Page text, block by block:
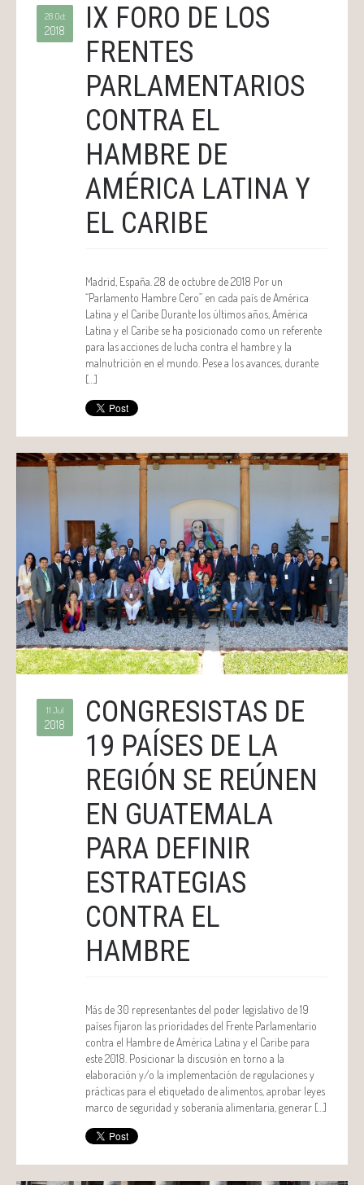
28 Oct
2018
IX FORO DE LOS
FRENTES
PARLAMENTARIOS
CONTRA EL
HAMBRE DE
AMÉRICA LATINA Y
EL CARIBE
Madrid, España. 28 de octubre de 2018 Por un
“Parlamento Hambre Cero” en cada país de América
Latina y el Caribe Durante los últimos años, América
Latina y el Caribe se ha posicionado como un referente
para las acciones de lucha contra el hambre y la
malnutrición en el mundo. Pese a los avances, durante
[…]
11 Jul
2018
CONGRESISTAS DE
19 PAÍSES DE LA
REGIÓN SE REÚNEN
EN GUATEMALA
PARA DEFINIR
ESTRATEGIAS
CONTRA EL
HAMBRE
Más de 30 representantes del poder legislativo de 19
países fijaron las prioridades del Frente Parlamentario
contra el Hambre de América Latina y el Caribe para
este 2018. Posicionar la discusión en torno a la
elaboración y/o la implementación de regulaciones y
prácticas para el etiquetado de alimentos, aprobar leyes
marco de seguridad y soberanía alimentaria, generar […]